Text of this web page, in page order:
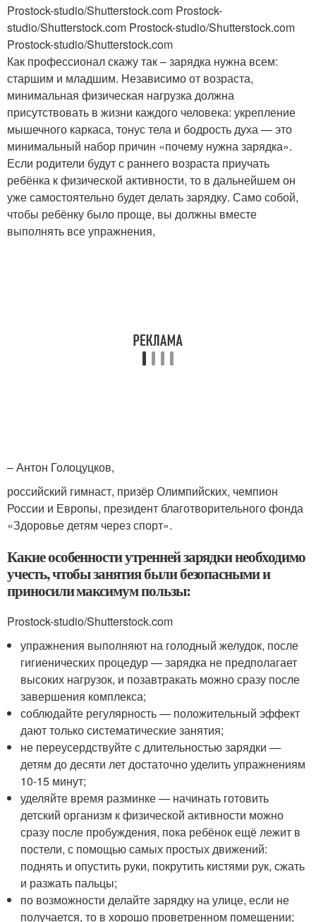
Prostock-studio/Shutterstock.com Prostock-
studio/Shutterstock.com Prostock-studio/Shutterstock.com
Prostock-studio/Shutterstock.com
Как профессионал скажу так – зарядка нужна всем:
старшим и младшим. Независимо от возраста,
минимальная физическая нагрузка должна
присутствовать в жизни каждого человека: укрепление
мышечного каркаса, тонус тела и бодрость духа — это
минимальный набор причин «почему нужна зарядка».
Если родители будут с раннего возраста приучать
ребёнка к физической активности, то в дальнейшем он
уже самостоятельно будет делать зарядку. Само собой,
чтобы ребёнку было проще, вы должны вместе
выполнять все упражнения,
– Антон Голоцуцков,
российский гимнаст, призёр Олимпийских, чемпион
России и Европы, президент благотворительного фонда
«Здоровье детям через спорт».
Какие особенности утренней зарядки необходимо
учесть, чтобы занятия были безопасными и
приносили максимум пользы:
Prostock-studio/Shutterstock.com
упражнения выполняют на голодный желудок, после
гигиенических процедур — зарядка не предполагает
высоких нагрузок, и позавтракать можно сразу после
завершения комплекса;
соблюдайте регулярность — положительный эффект
дают только систематические занятия;
не переусердствуйте с длительностью зарядки —
детям до десяти лет достаточно уделить упражнениям
10-15 минут;
уделяйте время разминке — начинать готовить
детский организм к физической активности можно
сразу после пробуждения, пока ребёнок ещё лежит в
постели, с помощью самых простых движений:
поднять и опустить руки, покрутить кистями рук, сжать
и разжать пальцы;
по возможности делайте зарядку на улице, если не
получается, то в хорошо проветренном помещении;